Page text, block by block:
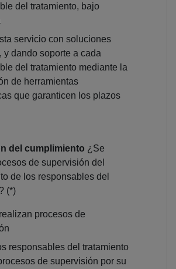
del tratamiento, bajo
servicio con soluciones
y dando soporte a cada
del tratamiento mediante la
de herramientas
que garanticen los plazos
del cumplimiento ¿Se
de supervisión del
de los responsables del
(*)
procesos de
responsables del tratamiento
de supervisión por su